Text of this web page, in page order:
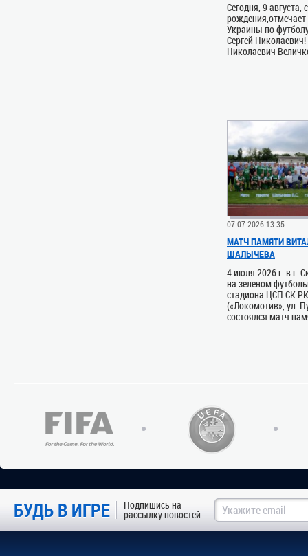
Сегодня, 9 августа,
Украины по
Сергей Николаевич!
Николаевич
07.07.2026 13:35
МАТЧ ПАМЯТИ
ШАЛЫЧЕВА
4 июля 2026 г. в г.
на зеленом
стадиона ЦСП СК РК
(«Локомотив», ул.
состоялся матч
БУДЬ В ИГРЕ Подпишись на
рассылку новостей